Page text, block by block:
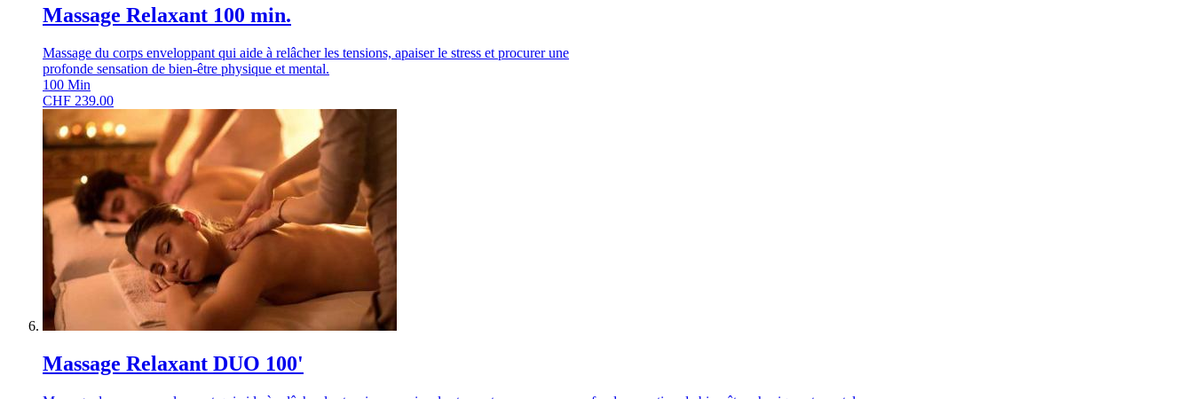
Massage Relaxant 100 min.
Massage du corps enveloppant qui aide à relâcher les tensions, apaiser le stress et procurer une
profonde sensation de bien-être physique et mental.
100 Min
CHF 239.00
Massage Relaxant DUO 100'